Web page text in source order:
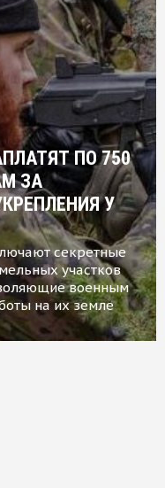
ПО 750
ЗА
У
секретные
участков
военным
на их земле